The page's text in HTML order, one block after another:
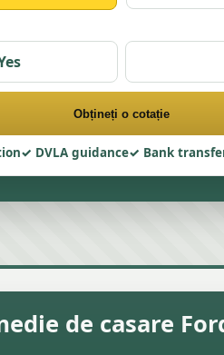
Obțineți o cotație
DVLA guidance Bank
de casare